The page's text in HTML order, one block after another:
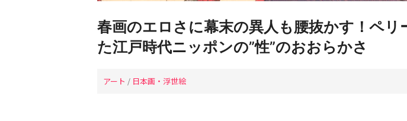
春画のエロさに幕末の異人も腰抜かす！ペリ
た江戸時代ニッポンの”性”のおおらかさ
アート / 日本画・浮世絵